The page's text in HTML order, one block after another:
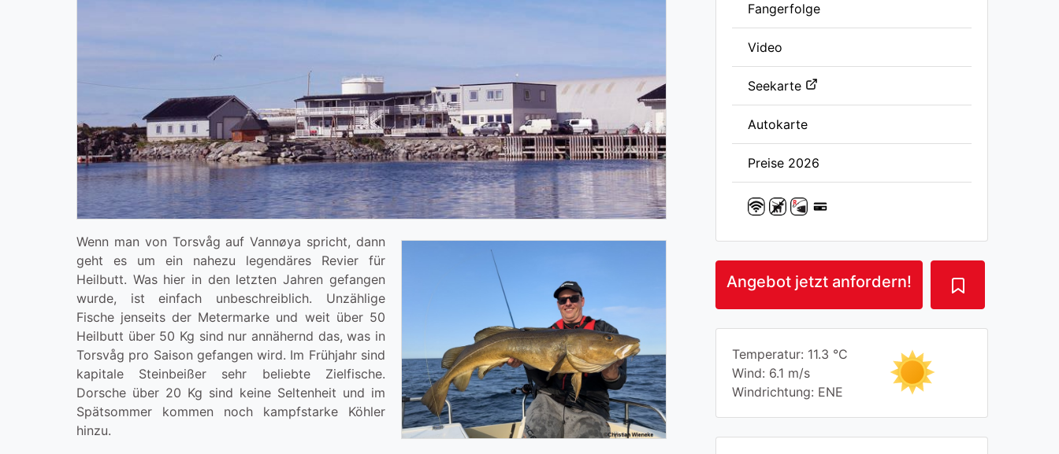
Fangerfolge
Video
Seekarte
Autokarte
Preise 2026
Angebot jetzt anfordern!
Temperatur: 11.3 °C
Wind: 6.1 m/s
Windrichtung: ENE
Wenn man von Torsvåg auf Vannøya spricht, dann
geht es um ein nahezu legendäres Revier für
Heilbutt. Was hier in den letzten Jahren gefangen
wurde, ist einfach unbeschreiblich. Unzählige
Fische jenseits der Metermarke und weit über 50
Heilbutt über 50 Kg sind nur annähernd das, was in
Torsvåg pro Saison gefangen wird. Im Frühjahr sind
kapitale Steinbeißer sehr beliebte Zielfische.
Dorsche über 20 Kg sind keine Seltenheit und im
Spätsommer kommen noch kampfstarke Köhler
hinzu.